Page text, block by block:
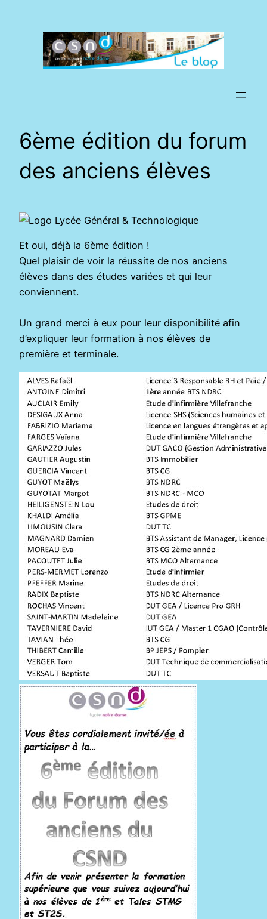
6ème édition du forum
des anciens élèves
Et oui, déjà la 6ème édition !
Quel plaisir de voir la réussite de nos anciens
élèves dans des études variées et qui leur
conviennent.
Un grand merci à eux pour leur disponibilité afin
d’expliquer leur formation à nos élèves de
première et terminale.